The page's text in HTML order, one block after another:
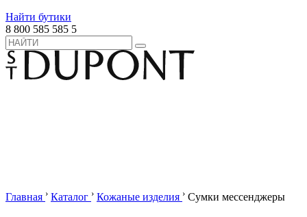
Найти бутики
8 800 585 585 5
Главная › Каталог › Кожаные изделия › Сумки мессенджеры